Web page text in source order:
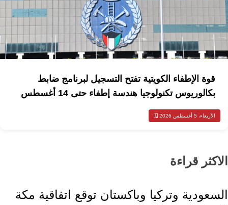
قوة الإطفاء الكويتية تفتح التسجيل لبرنامج ضابط
بكالوريوس تكنولوجيا هندسة إطفاء حتى 14 أغسطس
الأربعاء، 5 أغسطس 2026 🗓️
الاكثر قراءة
السعودية وتركيا وباكستان توقع اتفاقية مكة